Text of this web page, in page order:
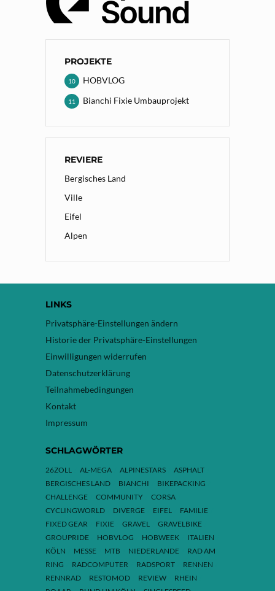
PROJEKTE
HOBVLOG
10
Bianchi Fixie Umbauprojekt
11
REVIERE
Bergisches Land
Ville
Eifel
Alpen
LINKS
Privatsphäre-Einstellungen ändern
Historie der Privatsphäre-Einstellungen
Einwilligungen widerrufen
Datenschutzerklärung
Teilnahmebedingungen
Kontakt
Impressum
SCHLAGWÖRTER
26ZOLL AL-MEGA ALPINESTARS
ASPHALT
BERGISCHES LAND
BIANCHI
BIKEPACKING
CHALLENGE
COMMUNITY
CORSA
CYCLINGWORLD
DIVERGE EIFEL
FAMILIE
FIXED GEAR
FIXIE GRAVEL
GRAVELBIKE
GROUPRIDE
HOBVLOG HOBWEEK
ITALIEN
KÖLN
MESSE MTB NIEDERLANDE
RAD AM
RING
RADCOMPUTER RADSPORT
RENNEN
RENNRAD
RESTOMOD REVIEW
RHEIN